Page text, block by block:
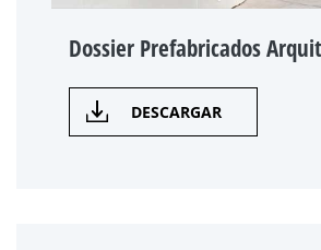
Dossier Prefabricados
DESCARGAR